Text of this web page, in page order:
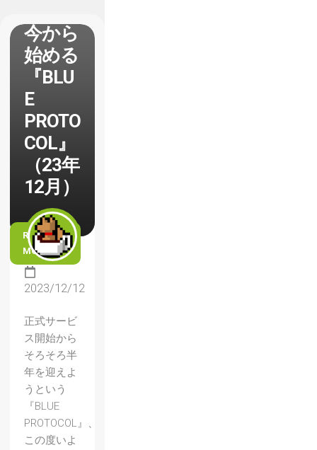
今から
始める
『BLU
E
PROTO
COL』
（23年
12月）
READ
MORE
2023/12/12
正式サービ
ス開始から
そろそろ半
年を迎えよ
うという
『BLUE
PROTOCOL』、
この度いよ